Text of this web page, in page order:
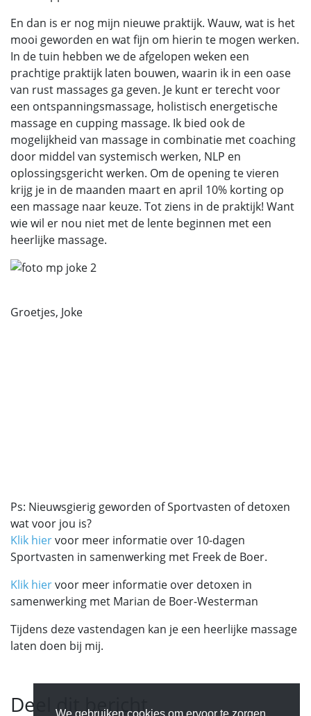
En dan is er nog mijn nieuwe praktijk. Wauw, wat is het
mooi geworden en wat fijn om hierin te mogen werken.
In de tuin hebben we de afgelopen weken een
prachtige praktijk laten bouwen, waarin ik in een oase
van rust massages ga geven. Je kunt er terecht voor
een ontspanningsmassage, holistisch energetische
massage en cupping massage. Ik bied ook de
mogelijkheid van massage in combinatie met coaching
door middel van systemisch werken, NLP en
oplossingsgericht werken. Om de opening te vieren
krijg je in de maanden maart en april 10% korting op
een massage naar keuze. Tot ziens in de praktijk! Want
wie wil er nou niet met de lente beginnen met een
heerlijke massage.
Groetjes, Joke
Ps: Nieuwsgierig geworden of Sportvasten of detoxen
wat voor jou is?
Klik hiervoor meer informatie over 10-dagen
Sportvasten in samenwerking met Freek de Boer.
Klik hiervoor meer informatie over detoxen in
samenwerking met Marian de Boer-Westerman
Tijdens deze vastendagen kan je een heerlijke massage
laten doen bij mij.
Deel dit bericht
We gebruiken cookies om ervoor te zorgen